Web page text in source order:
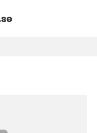
se